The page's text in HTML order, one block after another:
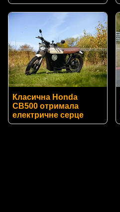
Класична Honda
CB500 отримала
електричне серце